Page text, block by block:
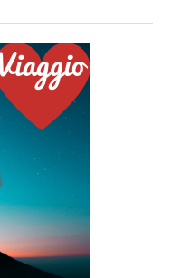
infatti la media di
Europea, una
in modo
avevamo già parlato